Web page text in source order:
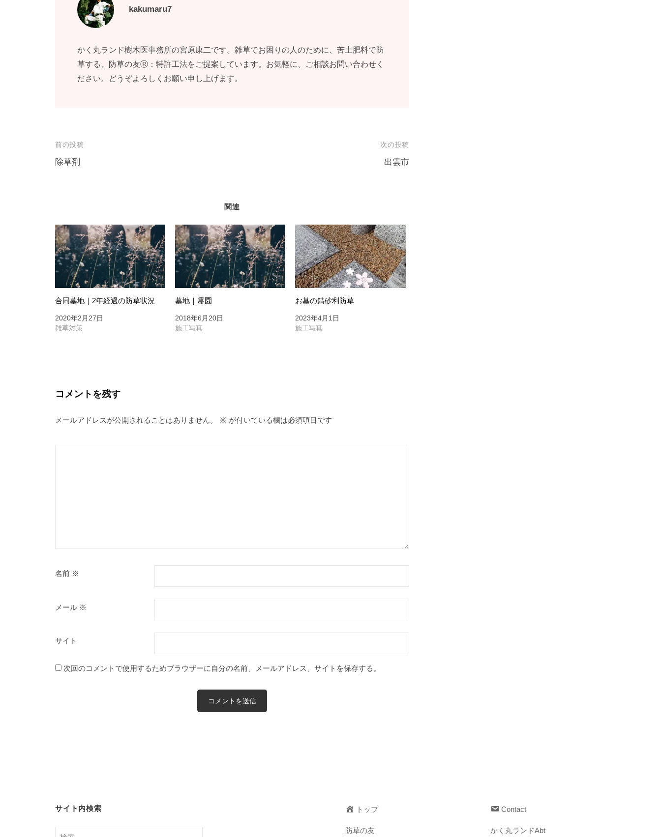
kakumaru7
かく丸ランド樹木医事務所の宮原康二です。雑草でお困りの人のために、苦土肥料で防
草する、防草の友Ⓡ：特許工法をご提案しています。お気軽に、ご相談お問い合わせく
ださい。どうぞよろしくお願い申し上げます。
投
稿
ー
シ
ョ
ン
前の投稿
除草剤
次の投稿
出雲市
関連
合同墓地｜2年経過の防草状況
2020年2月27日
雑草対策
墓地｜霊園
2018年6月20日
施工写真
お墓の錆砂利防草
2023年4月1日
施工写真
コメントを残す
メールアドレスが公開されることはありません。 ※ が付いている欄は必須項目です
名前 ※
メール ※
サイト
次回のコメントで使用するためブラウザーに自分の名前、メールアドレス、サイトを保存する。
サイト内検索
検
トップ
防草の友
Contact
かく丸ランドAbt